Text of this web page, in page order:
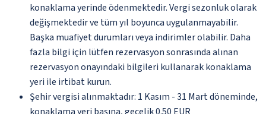
konaklama yerinde ödenmektedir. Vergi sezonluk olarak
değişmektedir ve tüm yıl boyunca uygulanmayabilir.
Başka muafiyet durumları veya indirimler olabilir. Daha
fazla bilgi için lütfen rezervasyon sonrasında alınan
rezervasyon onayındaki bilgileri kullanarak konaklama
yeri ile irtibat kurun.
Şehir vergisi alınmaktadır: 1 Kasım - 31 Mart döneminde,
konaklama yeri başına, gecelik 0.50 EUR